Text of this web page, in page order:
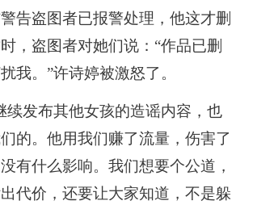
告盗图者已报警处理，他这才删
，盗图者对她们说：“作品已删
我。”许诗婷被激怒了。
续发布其他女孩的造谣内容，也
的。他用我们赚了流量，伤害了
有什么影响。我们想要个公道，
代价，还要让大家知道，不是躲